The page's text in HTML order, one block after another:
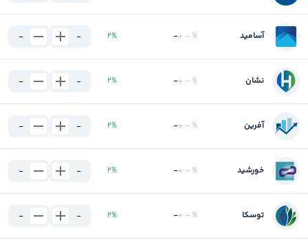
آسامید -+ - %
2%
-
-
نشان -+ - %
2%
-
-
آفرین -+ - %
2%
-
-
خورشید -+ - %
2%
-
-
توسکا -+ - %
2%
-
-